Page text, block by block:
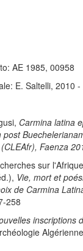
AE 1985, 00958
E. Saltelli, 2010
Carmina latina
Faenza
sur
Vie, mort et
de Carmina
258
inscriptions